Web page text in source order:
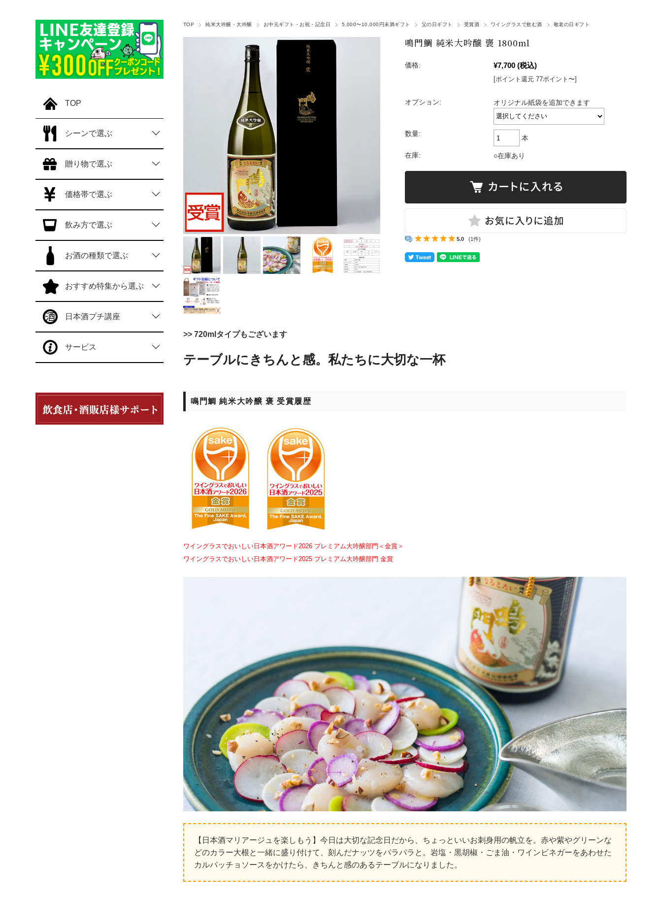
TOP 純米大吟醸・大吟醸 お中元ギフト・お祝・記念日 5,000〜10,000円未満ギフト 父の日ギフト 受賞酒 ワイングラスで飲む酒 敬老の日ギフト
鳴門鯛 純米大吟醸 褒 1800ml
価格: ¥7,700 (税込)
[ポイント還元 77ポイント〜]
オプション: オリジナル紙袋を追加できます
数量:
本
在庫: ○在庫あり
5.0 (1件)
>> 720mlタイプもございます
テーブルにきちんと感。私たちに大切な一杯
鳴門鯛 純米大吟醸 褒 受賞履歴
ワイングラスでおいしい日本酒アワード2026 プレミアム大吟醸部門＜金賞＞
ワイングラスでおいしい日本酒アワード2025 プレミアム大吟醸部門 金賞
【日本酒マリアージュを楽しもう】今日は大切な記念日だから、ちょっといいお刺身用の帆立を。赤や紫やグリーンな
どのカラー大根と一緒に盛り付けて、刻んだナッツをパラパラと。岩塩・黒胡椒・ごま油・ワインビネガーをあわせた
カルパッチョソースをかけたら、きちんと感のあるテーブルになりました。
TOP
シーンで選ぶ
贈り物で選ぶ
価格帯で選ぶ
飲み方で選ぶ
お酒の種類で選ぶ
おすすめ特集から選ぶ
日本酒プチ講座
サービス